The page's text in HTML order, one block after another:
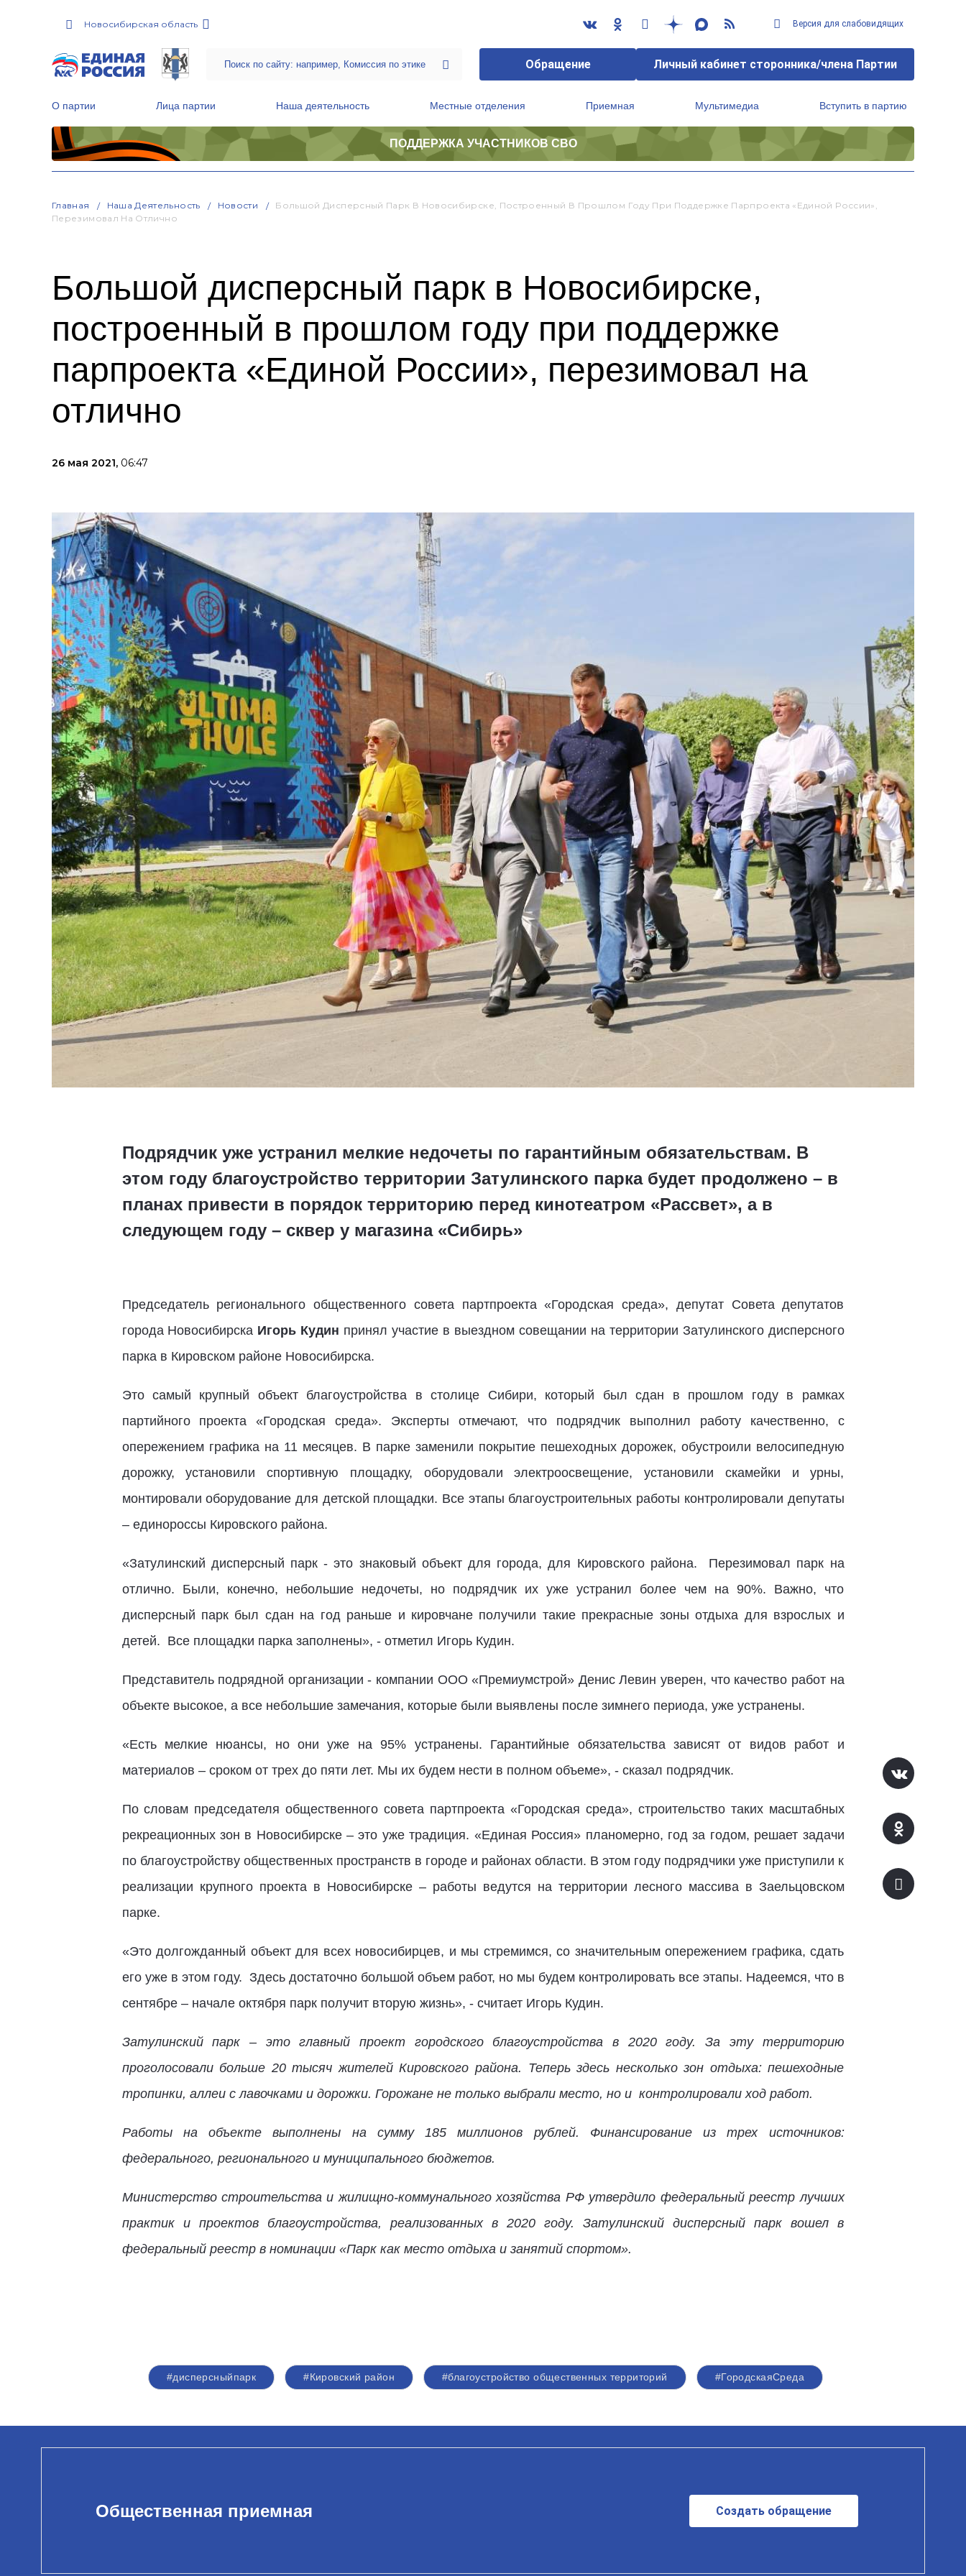
Новосибирская область Версия для слабовидящих
Обращение Личный кабинет сторонника/члена Партии
О партии Лица партии Наша деятельность Местные отделения Приемная Мультимедиа Вступить в партию
ПОДДЕРЖКА УЧАСТНИКОВ СВО
Главная Наша Деятельность Новости
Большой Дисперсный Парк В Новосибирске, Построенный В Прошлом Году При Поддержке Парпроекта «Единой России»,
Перезимовал На Отлично
Большой дисперсный парк в Новосибирске,
построенный в прошлом году при поддержке
парпроекта «Единой России», перезимовал на
отлично
26 мая 2021, 06:47
Подрядчик уже устранил мелкие недочеты по гарантийным обязательствам. В
этом году благоустройство территории Затулинского парка будет продолжено – в
планах привести в порядок территорию перед кинотеатром «Рассвет», а в
следующем году – сквер у магазина «Сибирь»
Председатель регионального общественного совета партпроекта «Городская среда», депутат Совета депутатов
города Новосибирска Игорь Кудин принял участие в выездном совещании на территории Затулинского дисперсного
парка в Кировском районе Новосибирска.
Это самый крупный объект благоустройства в столице Сибири, который был сдан в прошлом году в рамках
партийного проекта «Городская среда». Эксперты отмечают, что подрядчик выполнил работу качественно, с
опережением графика на 11 месяцев. В парке заменили покрытие пешеходных дорожек, обустроили велосипедную
дорожку, установили спортивную площадку, оборудовали электроосвещение, установили скамейки и урны,
монтировали оборудование для детской площадки. Все этапы благоустроительных работы контролировали депутаты
– единороссы Кировского района.
«Затулинский дисперсный парк - это знаковый объект для города, для Кировского района.
Перезимовал парк на
отлично. Были, конечно, небольшие недочеты, но подрядчик их уже устранил более чем на 90%. Важно, что
дисперсный парк был сдан на год раньше и кировчане получили такие прекрасные зоны отдыха для взрослых и
детей. Все площадки парка заполнены», - отметил Игорь Кудин.
Представитель подрядной организации - компании ООО «Премиумстрой» Денис Левин уверен, что качество работ на
объекте высокое, а все небольшие замечания, которые были выявлены после зимнего периода, уже устранены.
«Есть мелкие нюансы, но они уже на 95% устранены. Гарантийные обязательства зависят от видов работ и
материалов – сроком от трех до пяти лет. Мы их будем нести в полном объеме», - сказал подрядчик.
По словам председателя общественного совета партпроекта «Городская среда», строительство таких масштабных
рекреационных зон в Новосибирске – это уже традиция. «Единая Россия» планомерно, год за годом, решает задачи
по благоустройству общественных пространств в городе и районах области. В этом году подрядчики уже приступили к
реализации крупного проекта в Новосибирске – работы ведутся на территории лесного массива в Заельцовском
парке.
«Это долгожданный объект для всех новосибирцев, и мы стремимся, со значительным опережением графика, сдать
его уже в этом году. Здесь достаточно большой объем работ, но мы будем контролировать все этапы. Надеемся, что в
сентябре – начале октября парк получит вторую жизнь», - считает Игорь Кудин.
Затулинский парк – это главный проект городского благоустройства в 2020 году. За эту территорию
проголосовали больше 20 тысяч жителей Кировского района. Теперь здесь несколько зон отдыха: пешеходные
тропинки, аллеи с лавочками и дорожки. Горожане не только выбрали место, но и контролировали ход работ.
Работы на объекте выполнены на сумму 185 миллионов рублей. Финансирование из трех источников:
федерального, регионального и муниципального бюджетов.
Министерство строительства и жилищно-коммунального хозяйства РФ утвердило федеральный реестр лучших
практик и проектов благоустройства, реализованных в 2020 году. Затулинский дисперсный парк вошел в
федеральный реестр в номинации «Парк как место отдыха и занятий спортом».
#дисперсныйпарк #Кировский район #благоустройство общественных территорий #ГородскаяСреда
Общественная приемная Создать обращение